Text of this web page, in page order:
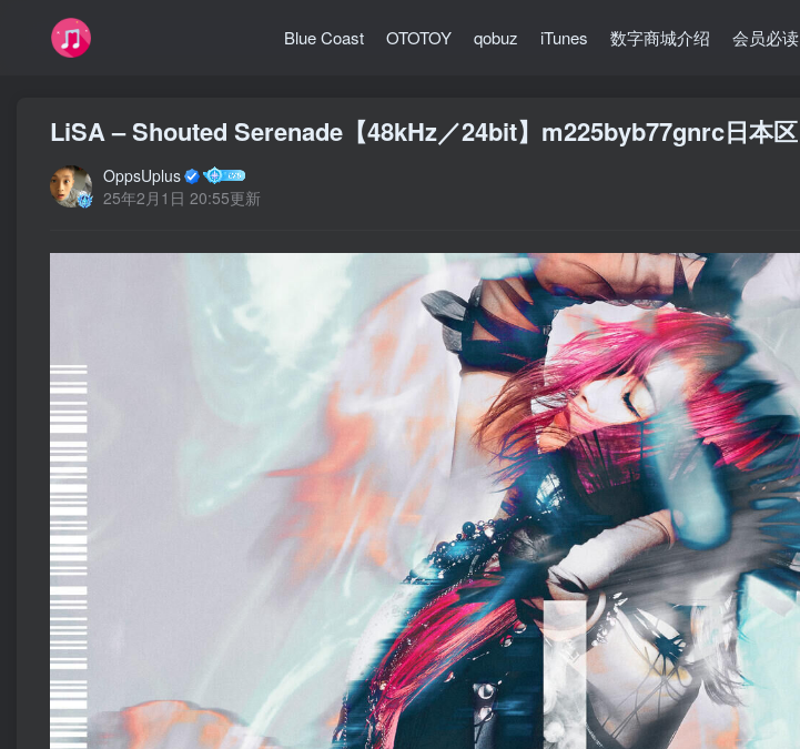
Blue Coast OTOTOY qobuz iTunes 数字商城介绍 会员必读
LiSA – Shouted Serenade【48kHz／24bit】m225byb77gnrc日本区
OppsUplus
25年2月1日 20:55更新